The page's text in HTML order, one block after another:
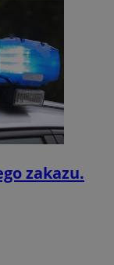
zakazu.